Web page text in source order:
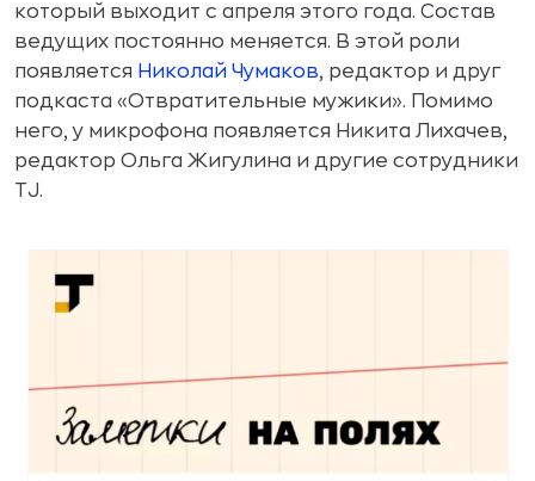
который выходит с апреля этого года. Состав
ведущих постоянно меняется. В этой роли
появляется Николай Чумаков, редактор и друг
подкаста «Отвратительные мужики». Помимо
него, у микрофона появляется Никита Лихачев,
редактор Ольга Жигулина и другие сотрудники
TJ.